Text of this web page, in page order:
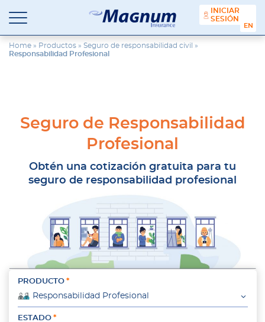
contenido
Seguros
Magnum
Agencia
de
INICIAR
SESIÓN
Home » Productos » Seguro de responsabilidad civil »
Responsabilidad Profesional
Seguro de Responsabilidad
Profesional
Obtén una cotización gratuita para tu
seguro de responsabilidad profesional
PRODUCTO
Responsabilidad Profesional
ESTADO